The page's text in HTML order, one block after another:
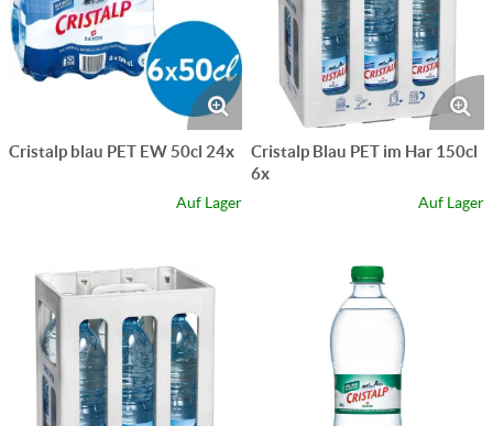
Cristalp blau PET EW 50cl 24x
Auf Lager
Cristalp Blau PET im Har 150cl
6x
Auf Lager